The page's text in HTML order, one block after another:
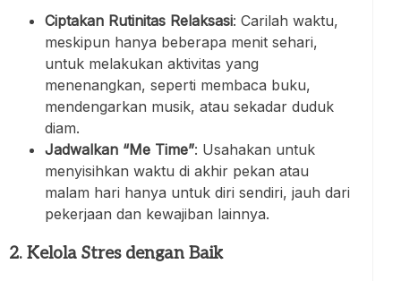
Ciptakan Rutinitas Relaksasi: Carilah waktu,
meskipun hanya beberapa menit sehari,
untuk melakukan aktivitas yang
menenangkan, seperti membaca buku,
mendengarkan musik, atau sekadar duduk
diam.
Jadwalkan “Me Time”: Usahakan untuk
menyisihkan waktu di akhir pekan atau
malam hari hanya untuk diri sendiri, jauh dari
pekerjaan dan kewajiban lainnya.
2. Kelola Stres dengan Baik